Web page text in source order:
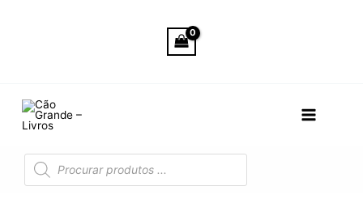
Products
search